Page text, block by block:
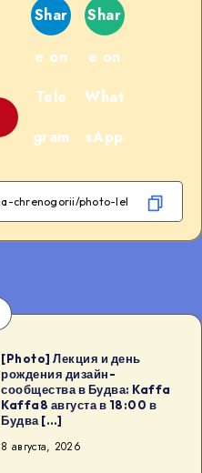
Shar
e on
Tele
gram
Shar
e on
What
sApp
[Photo] Лекция и день
рождения дизайн-
сообщества в Будва: Kaffa
Kaffa8 августа в 18:00 в
Будва […]
8 августа, 2026